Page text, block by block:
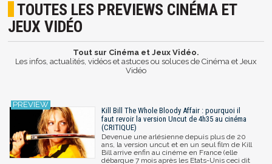
TOUTES LES PREVIEWS CINÉMA ET
JEUX VIDÉO
Tout sur Cinéma et Jeux Vidéo.
Les infos, actualités, vidéos et astuces ou soluces de Cinéma et Jeux
Vidéo
Kill Bill The Whole Bloody Affair : pourquoi il
faut revoir la version Uncut de 4h35 au cinéma
(CRITIQUE)
Devenue une arlésienne depuis plus de 20
ans, la version uncut et en un seul film de Kill
Bill arrive enfin au cinéme en France (elle
débarque 7 mois après les Etats-Unis ceci dit